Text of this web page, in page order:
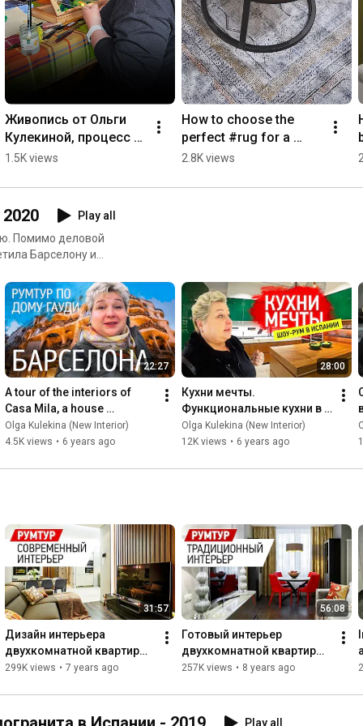
Живопись от Ольги
Кулекиной, процесс
создания картины
1.5K views
How to choose the
perfect #rug for a
#Provence style
2.8K views
Play all
Помимо деловой
22:27
A tour of the interiors of
Casa Mila, a house
designed by Antoni Gaudí in
Barcelona. Room Tour of...
Olga Kulekina (New Interior)
4.5K views • 6 years ago
28:00
Кухни мечты.
Функциональные кухни в
современном дизайне.
Обзор шоу-рума
Olga Kulekina (New Interior)
12K views • 6 years ago
31:57
Дизайн интерьера
двухкомнатной квартиры
в ЖК Леонтьевский мыс -
интерьеру
299K views • 7 years ago
56:08
Готовый интерьер
двухкомнатной квартиры
для клиентов из Нового
интерьера.
257K views • 8 years ago
Play all